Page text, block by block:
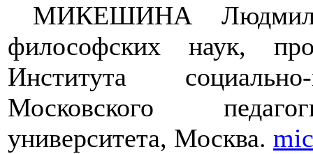
МИКЕШИНА
философских наук,
Института
Московского
университета, Москва.